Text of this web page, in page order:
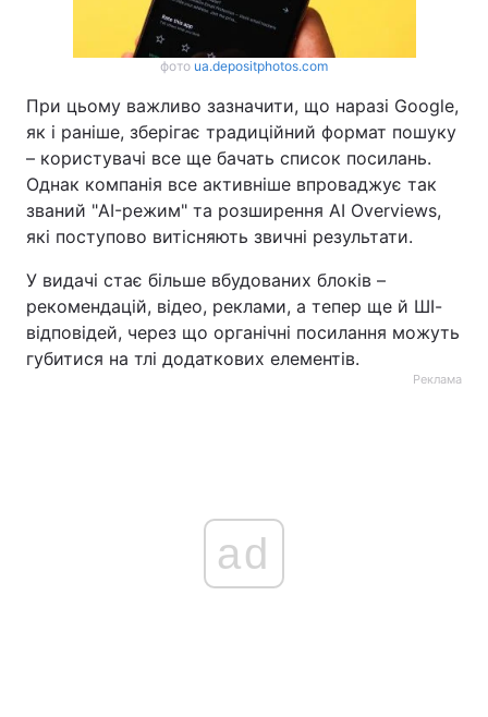
фото ua.depositphotos.com
При цьому важливо зазначити, що наразі Google,
як і раніше, зберігає традиційний формат пошуку
– користувачі все ще бачать список посилань.
Однак компанія все активніше впроваджує так
званий "AI-режим" та розширення AI Overviews,
які поступово витісняють звичні результати.
У видачі стає більше вбудованих блоків –
рекомендацій, відео, реклами, а тепер ще й ШІ-
відповідей, через що органічні посилання можуть
губитися на тлі додаткових елементів.
Реклама
ad